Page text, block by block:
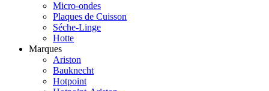
Micro-ondes
Plaques de Cuisson
Séche-Linge
Hotte
Marques
Ariston
Bauknecht
Hotpoint